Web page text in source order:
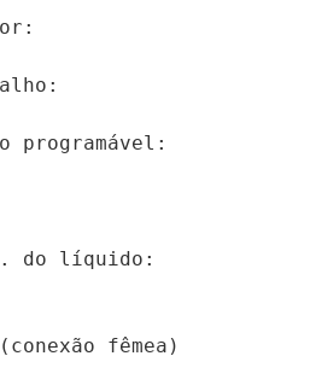
programável:
do líquido:
fêmea)